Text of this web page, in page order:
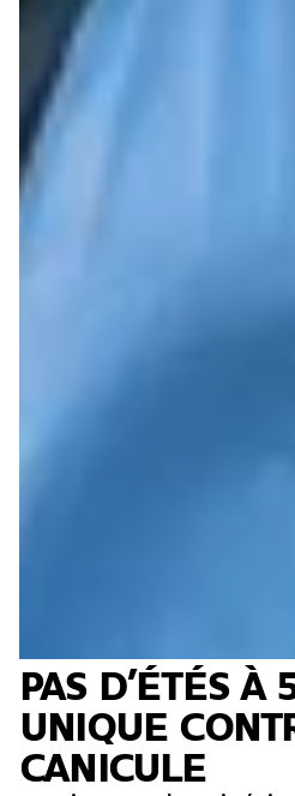
PAS D’ÉTÉS À
UNIQUE
CANICULE